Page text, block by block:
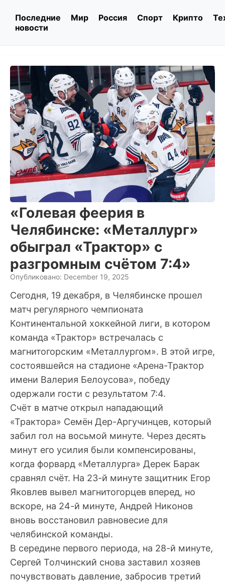
Последние
новости
Мир Россия Спорт Крипто
«Голевая феерия в
Челябинске: «Металлург»
обыграл «Трактор» с
разгромным счётом 7:4»
Опубликовано: December 19, 2025
Сегодня, 19 декабря, в Челябинске прошел
матч регулярного чемпионата
Континентальной хоккейной лиги, в котором
команда «Трактор» встречалась с
магнитогорским «Металлургом». В этой игре,
состоявшейся на стадионе «Арена-Трактор
имени Валерия Белоусова», победу
одержали гости с результатом 7:4.
Счёт в матче открыл нападающий
«Трактора» Семён Дер-Аргучинцев, который
забил гол на восьмой минуте. Через десять
минут его усилия были компенсированы,
когда форвард «Металлурга» Дерек Барак
сравнял счёт. На 23-й минуте защитник Егор
Яковлев вывел магнитогорцев вперед, но
вскоре, на 24-й минуте, Андрей Никонов
вновь восстановил равновесие для
челябинской команды.
В середине первого периода, на 28-й минуте,
Сергей Толчинский снова заставил хозяев
почувствовать давление, забросив третий